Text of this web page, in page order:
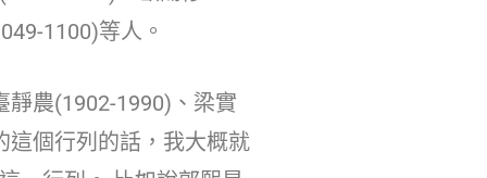
1100)等人。
農(1902-1990)、梁實
這個行列的話，我大概就